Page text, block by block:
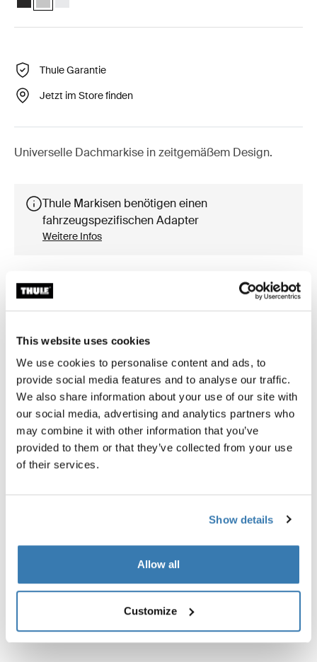
This website uses cookies
We use cookies to personalise content and ads, to
provide social media features and to analyse our traffic.
We also share information about your use of our site with
our social media, advertising and analytics partners who
may combine it with other information that you’ve
provided to them or that they’ve collected from your use
of their services.
Show details
Allow all
Customize
Thule Garantie
Jetzt im Store finden
Universelle Dachmarkise in zeitgemäßem Design.
Thule Markisen benötigen einen
fahrzeugspezifischen Adapter
Weitere Infos
Spannarm-Set eloxiert grau
12 VDC Motor-Kit Markise